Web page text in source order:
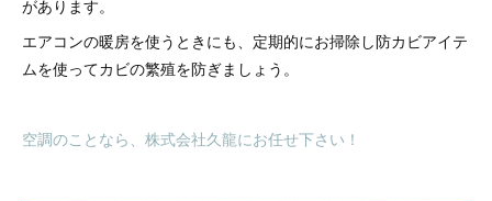
があります。
エアコンの暖房を使うときにも、定期的にお掃除し防カビアイテ
ムを使ってカビの繁殖を防ぎましょう。
空調のことなら、株式会社久龍にお任せ下さい！